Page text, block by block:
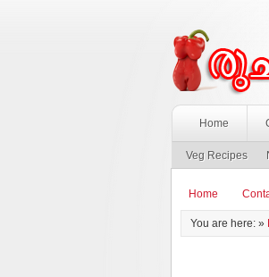
Home
Veg Recipes
Home
You are here: »